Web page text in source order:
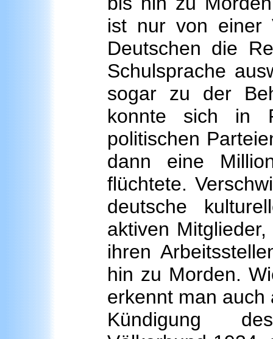
ist nur von einer
Deutschen die
Schulsprache
sogar zu der
konnte sich in
politischen
dann eine
flüchtete.
deutsche
aktiven
ihren
hin zu Morden.
erkennt man
Kündigung